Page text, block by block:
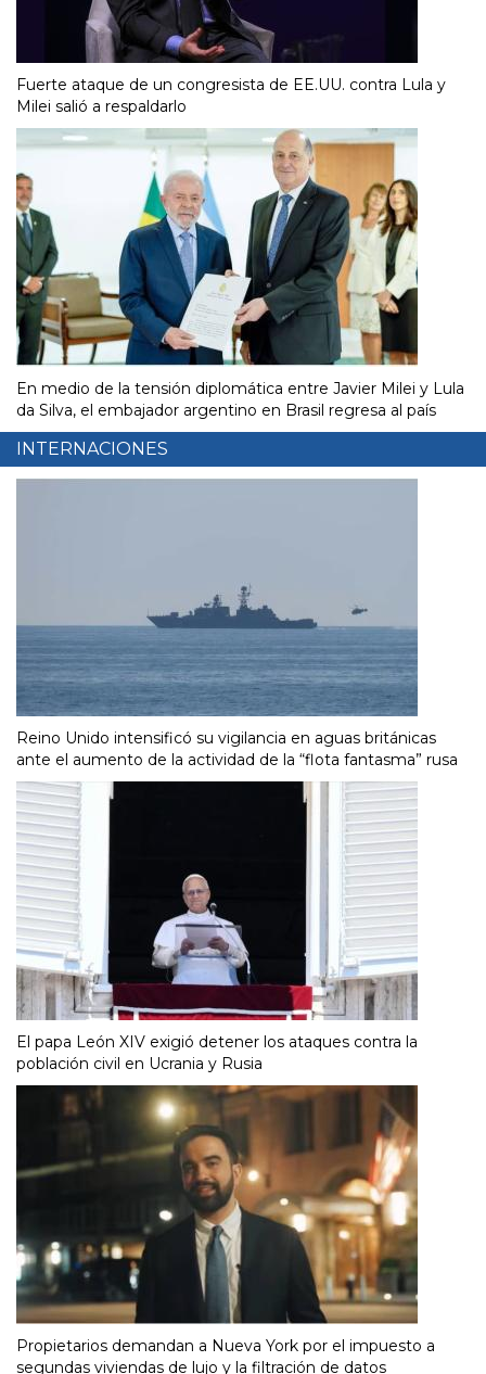
Fuerte ataque de un congresista de EE.UU. contra Lula y
Milei salió a respaldarlo
En medio de la tensión diplomática entre Javier Milei y Lula
da Silva, el embajador argentino en Brasil regresa al país
INTERNACIONES
Reino Unido intensificó su vigilancia en aguas británicas
ante el aumento de la actividad de la “flota fantasma” rusa
El papa León XIV exigió detener los ataques contra la
población civil en Ucrania y Rusia
Propietarios demandan a Nueva York por el impuesto a
segundas viviendas de lujo y la filtración de datos